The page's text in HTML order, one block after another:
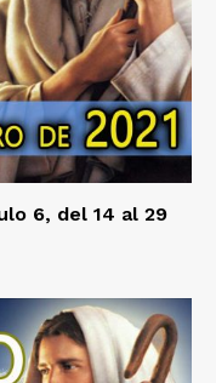
6, del 14 al 29